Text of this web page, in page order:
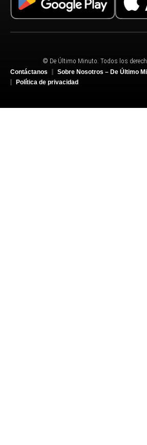
© De Último Minuto. Todos los
Contáctanos
Sobre Nosotros – De Último
Política de privacidad